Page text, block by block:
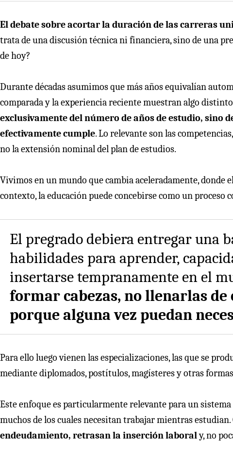
El debate sobre acortar la duración de las carreras
trata de una discusión técnica ni financiera, sino de una
de hoy?
Durante décadas asumimos que más años equivalían
comparada y la experiencia reciente muestran algo
exclusivamente del número de años de estudio, sino
efectivamente cumple. Lo relevante son las
no la extensión nominal del plan de estudios.
Vivimos en un mundo que cambia aceleradamente, donde
contexto, la educación puede concebirse como un proceso
El pregrado debiera entregar una
habilidades para aprender,
insertarse tempranamente en el
formar cabezas, no llenarlas
porque alguna vez puedan
Para ello luego vienen las especializaciones, las que se
mediante diplomados, postítulos, magísteres y otras
Este enfoque es particularmente relevante para un
muchos de los cuales necesitan trabajar mientras estudian.
endeudamiento, retrasan la inserción laboraly, no